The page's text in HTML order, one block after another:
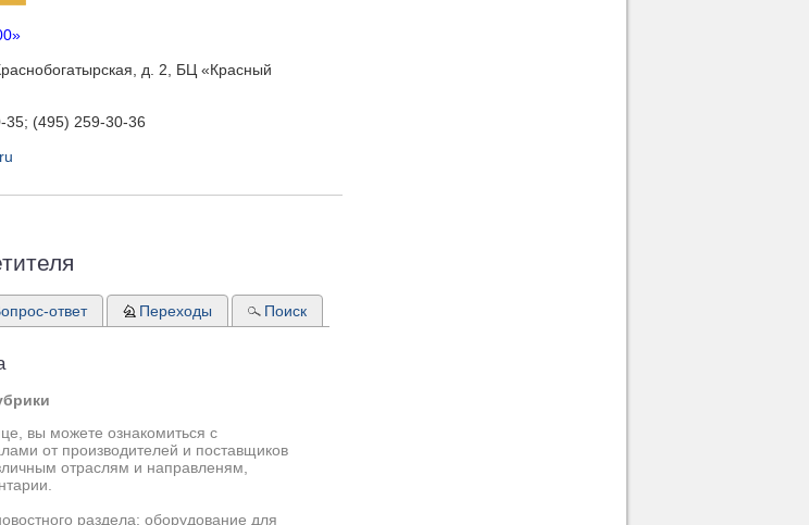
д. 2, БЦ «Красный
35; (495) 259-30-36
вы можете ознакомиться с
от производителей и поставщиков
отраслям и направленям,
раздела: оборудование для
ответ Переходы Поиск